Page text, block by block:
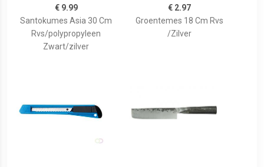
€ 9.99
Santokumes Asia 30 Cm
Rvs/polypropyleen
Zwart/zilver
€ 2.97
Groentemes 18 Cm Rvs
/Zilver